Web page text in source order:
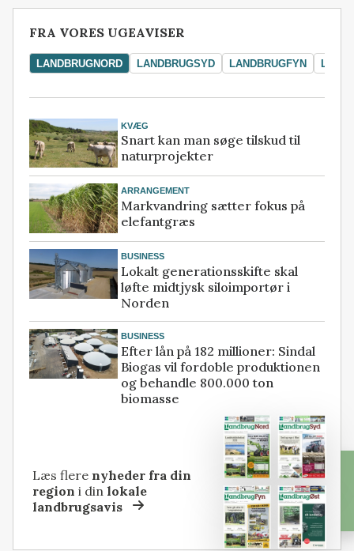
FRA VORES UGEAVISER
LANDBRUGNORD LANDBRUGSYD LANDBRUGFYN
KVÆG
Snart kan man søge tilskud til
naturprojekter
ARRANGEMENT
Markvandring sætter fokus på
elefantgræs
BUSINESS
Lokalt generationsskifte skal
løfte midtjysk siloimportør i
Norden
BUSINESS
Efter lån på 182 millioner: Sindal
Biogas vil fordoble produktionen
og behandle 800.000 ton
biomasse
Læs flere nyheder fra din
region i dinlokale
landbrugsavis